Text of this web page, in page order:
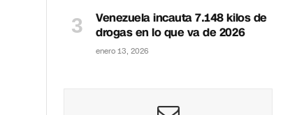
Venezuela incauta 7.148 kilos de
drogas en lo que va de 2026
enero 13, 2026